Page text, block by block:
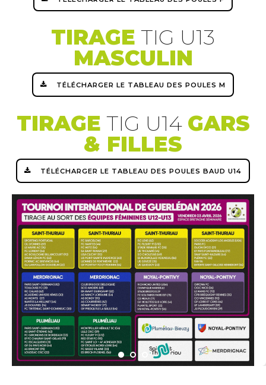
TIRAGE TIG U13
MASCULIN
TÉLÉCHARGER LE TABLEAU DES POULES M
TIRAGE TIG U14 GARS
& FILLES
TÉLÉCHARGER LE TABLEAU DES POULES BAUD U14